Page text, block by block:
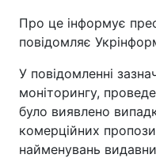
Про це інформує
повідомляє
У повідомленні
моніторингу,
було виявлено
комерційних
найменувань